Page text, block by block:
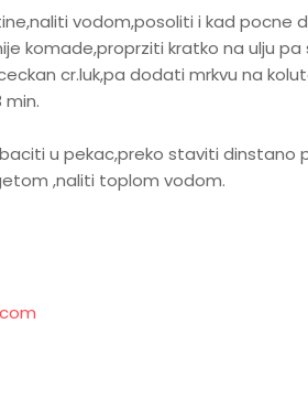
vodom,posoliti i kad pocne
komade,proprziti kratko na ulju
cr.luk,pa dodati mrkvu na
u pekac,preko staviti dinstano
,naliti toplom vodom.